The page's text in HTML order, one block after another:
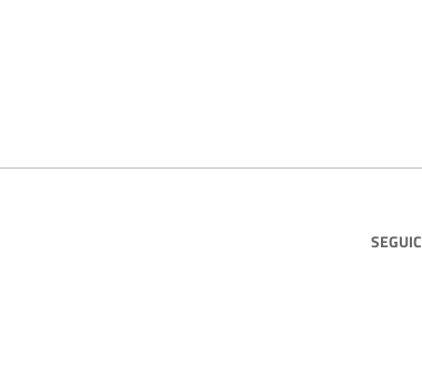
Crema
due richieste distinte, una per ogni anno di